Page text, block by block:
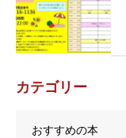
カテゴリー
おすすめの本